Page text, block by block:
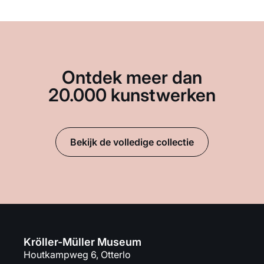
Ontdek meer dan
20.000 kunstwerken
Bekijk de volledige collectie
Kröller-Müller Museum
Houtkampweg 6, Otterlo